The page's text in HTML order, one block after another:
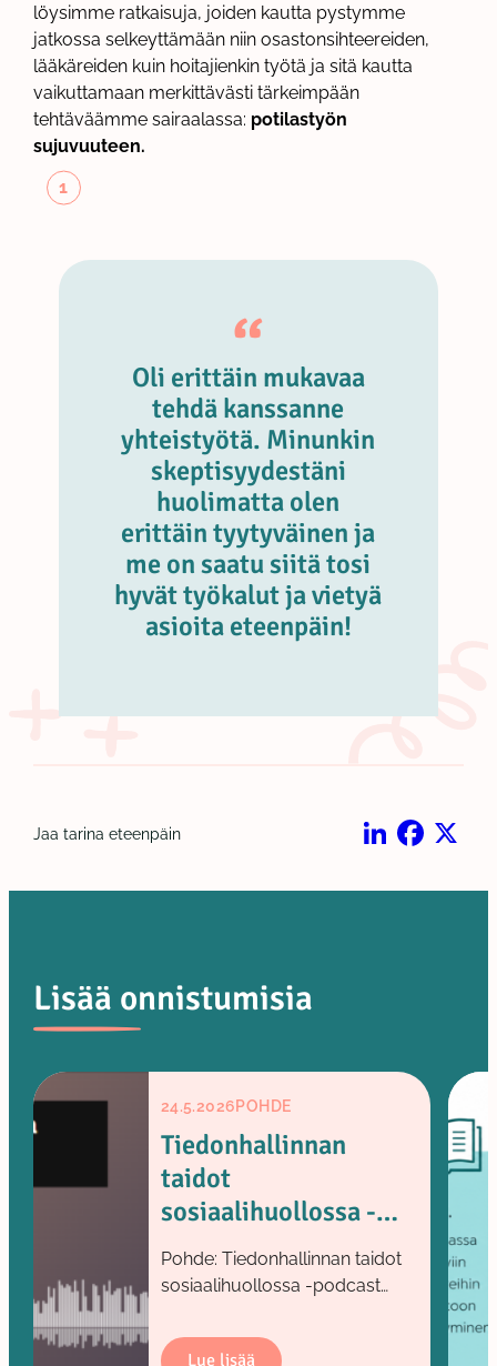
löysimme ratkaisuja, joiden kautta pystymme
jatkossa selkeyttämään niin osastonsihteereiden,
lääkäreiden kuin hoitajienkin työtä ja sitä kautta
vaikuttamaan merkittävästi tärkeimpään
tehtäväämme sairaalassa: potilastyön
sujuvuuteen.
Oli erittäin mukavaa
tehdä kanssanne
yhteistyötä. Minunkin
skeptisyydestäni
huolimatta olen
erittäin tyytyväinen ja
me on saatu siitä tosi
hyvät työkalut ja vietyä
asioita eteenpäin!
Jaa tarina eteenpäin
Lisää onnistumisia
Tiedonhallinnan
taidot
sosiaalihuollossa -
podcast
24.5.2026POHDE
Pohde: Tiedonhallinnan taidot
sosiaalihuollossa -podcast
sosiaalihuollossa -podcast
Lue lisää